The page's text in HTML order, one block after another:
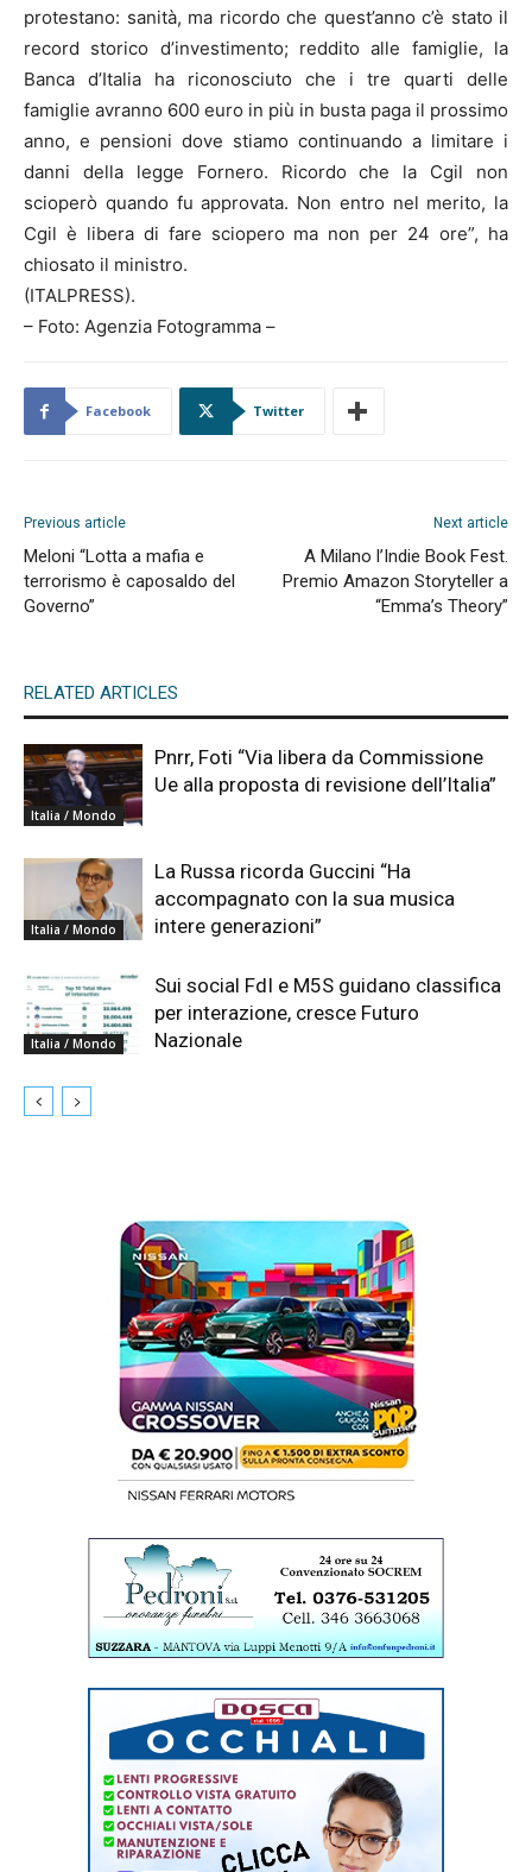
protestano: sanità, ma ricordo che quest’anno c’è stato il
record storico d’investimento; reddito alle famiglie, la
Banca d’Italia ha riconosciuto che i tre quarti delle
famiglie avranno 600 euro in più in busta paga il prossimo
anno, e pensioni dove stiamo continuando a limitare i
danni della legge Fornero. Ricordo che la Cgil non
scioperò quando fu approvata. Non entro nel merito, la
Cgil è libera di fare sciopero ma non per 24 ore”, ha
chiosato il ministro.
(ITALPRESS).
– Foto: Agenzia Fotogramma –
Facebook Twitter
Previous article
Meloni “Lotta a mafia e
terrorismo è caposaldo del
Governo”
Next article
A Milano l’Indie Book Fest.
Premio Amazon Storyteller a
“Emma’s Theory”
RELATED ARTICLES
Italia / Mondo
Pnrr, Foti “Via libera da Commissione
Ue alla proposta di revisione dell’Italia”
Italia / Mondo
La Russa ricorda Guccini “Ha
accompagnato con la sua musica
intere generazioni”
Italia / Mondo
Sui social FdI e M5S guidano classifica
per interazione, cresce Futuro
Nazionale